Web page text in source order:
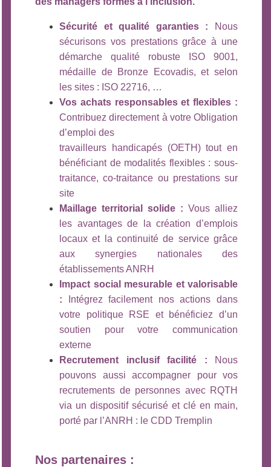
Sécurité et qualité garanties : Nous
sécurisons vos prestations grâce à une
démarche qualité robuste ISO 9001,
médaille de Bronze Ecovadis, et selon
les sites : ISO 22716, …
Vos achats responsables et flexibles :
Contribuez directement à votre Obligation
d’emploi des
travailleurs handicapés (OETH) tout en
bénéficiant de modalités flexibles : sous-
traitance, co-traitance ou prestations sur
site
Maillage territorial solide : Vous alliez
les avantages de la création d’emplois
locaux et la continuité de service grâce
aux synergies nationales des
établissements ANRH
Impact social mesurable et valorisable
: Intégrez facilement nos actions dans
votre politique RSE et bénéficiez d’un
soutien pour votre communication
externe
Recrutement inclusif facilité :
Nous
pouvons aussi accompagner pour vos
recrutements de personnes avec RQTH
via un dispositif sécurisé et clé en main,
porté par l’ANRH : le CDD Tremplin
Nos partenaires :